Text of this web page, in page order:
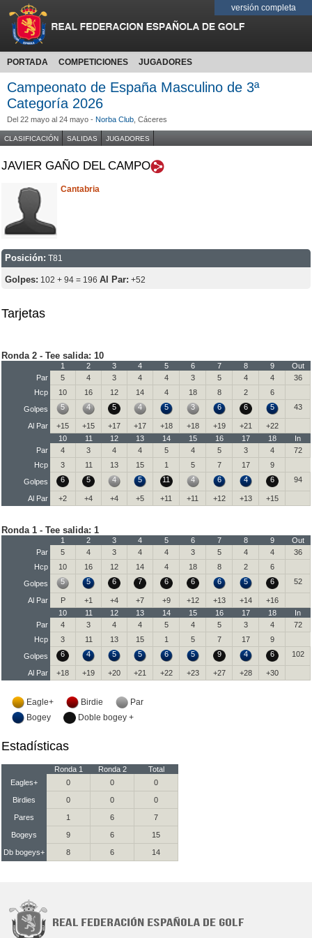
versión completa
PORTADA COMPETICIONES JUGADORES
Campeonato de España Masculino de 3ª
Categoría 2026
Del 22 mayo al 24 mayo - Norba Club , Cáceres
CLASIFICACIÓN SALIDAS JUGADORES
JAVIER GAÑO DEL CAMPO
Cantabria
Posición: T81
Golpes: 102 + 94 = 196 Al Par: +52
Tarjetas
Ronda 2 - Tee salida: 10
1 2 3 4 5 6 7 8 9
Out
Par
5 4 3 4 4 3 5 4 4
36
Hcp
10 16 12 14 4 18 8 2
6
Golpes
5 4 5 4 5 3 6 6 5 43
Al Par +15 +15 +17 +17 +18 +18 +19 +21
+22
10
11 12 13 14 15 16 17 18
In
Par
4 3 4 4 5 4 5 3 4
72
Hcp
3 11 13 15 1 5 7 17
9
Golpes
6 5 4 5 11 4 6 4 6 94
Al Par +2 +4 +4 +5 +11 +11 +12 +13 +15
Ronda 1 - Tee salida: 1
1 2 3 4 5 6 7 8 9
Out
Par
5 4 3 4 4 3 5 4 4
36
Hcp
10 16 12 14 4 18 8 2
6
Golpes
5 5 6 7 6 6 6 5 6 52
Al Par P +1 +4 +7 +9 +12 +13 +14
+16
10
11 12 13 14 15 16 17 18
In
Par
4 3 4 4 5 4 5 3 4
72
Hcp
3 11 13 15 1 5 7 17
9
Golpes
6 4 5 5 6 5 9 4 6 102
Al Par +18 +19 +20 +21 +22 +23 +27 +28 +30
Eagle+ Birdie
Par
Bogey
Doble bogey +
Estadísticas
Ronda 1 Ronda 2
Total
Eagles+
0 0 0
Birdies 0 0 0
Pares 1 6 7
Bogeys 9 6 15
Db bogeys+ 8 6 14